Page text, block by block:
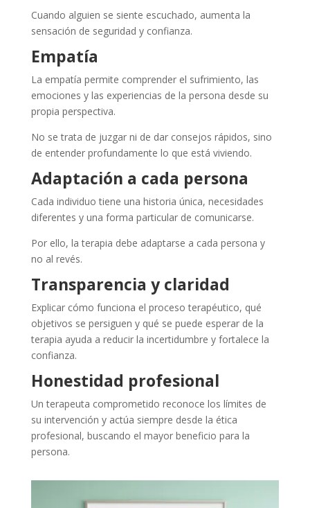
Cuando alguien se siente escuchado, aumenta la
sensación de seguridad y confianza.
Empatía
La empatía permite comprender el sufrimiento, las
emociones y las experiencias de la persona desde su
propia perspectiva.
No se trata de juzgar ni de dar consejos rápidos, sino
de entender profundamente lo que está viviendo.
Adaptación a cada persona
Cada individuo tiene una historia única, necesidades
diferentes y una forma particular de comunicarse.
Por ello, la terapia debe adaptarse a cada persona y
no al revés.
Transparencia y claridad
Explicar cómo funciona el proceso terapéutico, qué
objetivos se persiguen y qué se puede esperar de la
terapia ayuda a reducir la incertidumbre y fortalece la
confianza.
Honestidad profesional
Un terapeuta comprometido reconoce los límites de
su intervención y actúa siempre desde la ética
profesional, buscando el mayor beneficio para la
persona.